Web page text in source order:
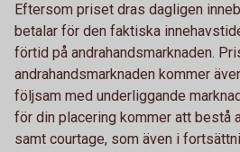
Eftersom priset dras dagligen
betalar för den faktiska
förtid på andrahandsmarknaden.
andrahandsmarknaden kommer
följsam med underliggande
för din placering kommer att bestå
samt courtage, som även i